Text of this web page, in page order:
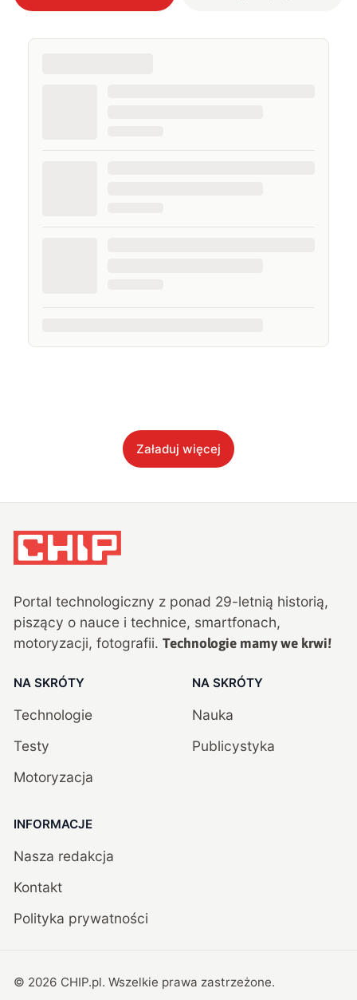
Załaduj więcej
Portal technologiczny z ponad 29-letnią historią,
piszący o nauce i technice, smartfonach,
motoryzacji, fotografii. Technologie mamy we krwi!
NA SKRÓTY
Technologie
Testy
Motoryzacja
NA SKRÓTY
Nauka
Publicystyka
INFORMACJE
Nasza redakcja
Kontakt
Polityka prywatności
© 2026 CHIP.pl. Wszelkie prawa zastrzeżone.